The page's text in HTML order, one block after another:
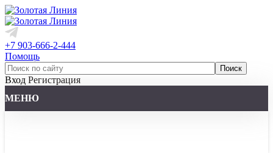
+7 903-666-2-444
Помощь
Вход Регистрация
МЕНЮ